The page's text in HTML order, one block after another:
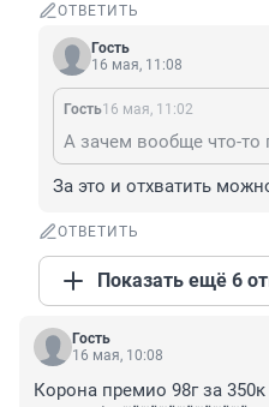
ОТВЕТИТЬ
Гость
16 мая, 11:08
Гость16 мая, 11:02
А зачем вообще что-то
За это и отхватить
ОТВЕТИТЬ
Показать ещё 6
Гость
16 мая, 10:08
Корона премио 98г за